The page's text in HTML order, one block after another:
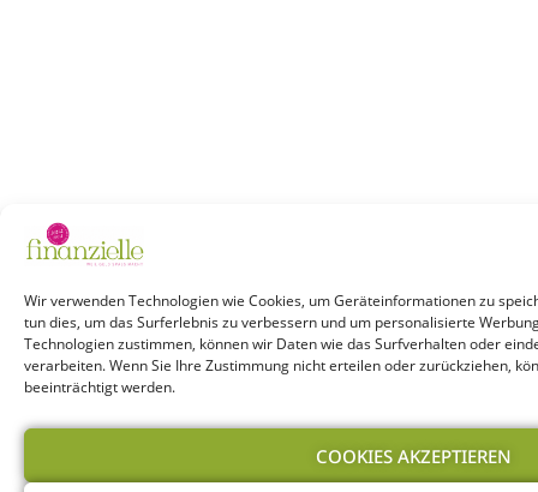
Wir verwenden Technologien wie Cookies, um Geräteinformationen zu
tun dies, um das Surferlebnis zu verbessern und um personalisierte
Technologien zustimmen, können wir Daten wie das Surfverhalten oder
verarbeiten. Wenn Sie Ihre Zustimmung nicht erteilen oder zurückziehen,
beeinträchtigt werden.
COOKIES AKZEPTIEREN